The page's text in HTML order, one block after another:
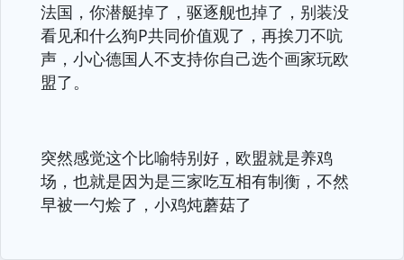
法国，你潜艇掉了，驱逐舰也掉了，别装没
看见和什么狗P共同价值观了，再挨刀不吭
声，小心德国人不支持你自己选个画家玩欧
盟了。
突然感觉这个比喻特别好，欧盟就是养鸡
场，也就是因为是三家吃互相有制衡，不然
早被一勺烩了，小鸡炖蘑菇了